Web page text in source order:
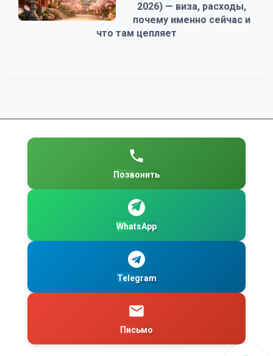
2026) — виза, расходы,
почему именно сейчас и
что там цепляет
Позвонить
WhatsApp
Telegram
Письмо